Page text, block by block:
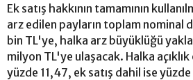
Ek satış hakkının tamamının
arz edilen payların toplam nominal
bin TL'ye, halka arz büyüklüğü
milyon TL'ye ulaşacak. Halka açıklık
yüzde 11,47, ek satış dahil ise